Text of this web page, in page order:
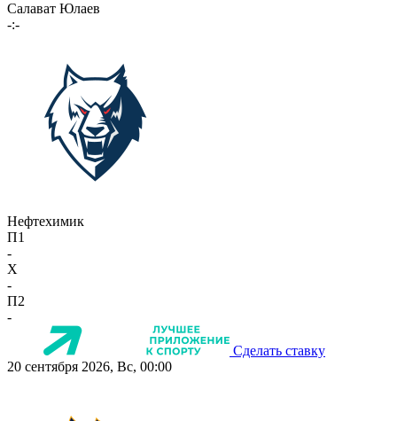
Салават Юлаев
-:-
Нефтехимик
П1
-
X
-
П2
-
Сделать ставку
20 сентября 2026, Вс, 00:00